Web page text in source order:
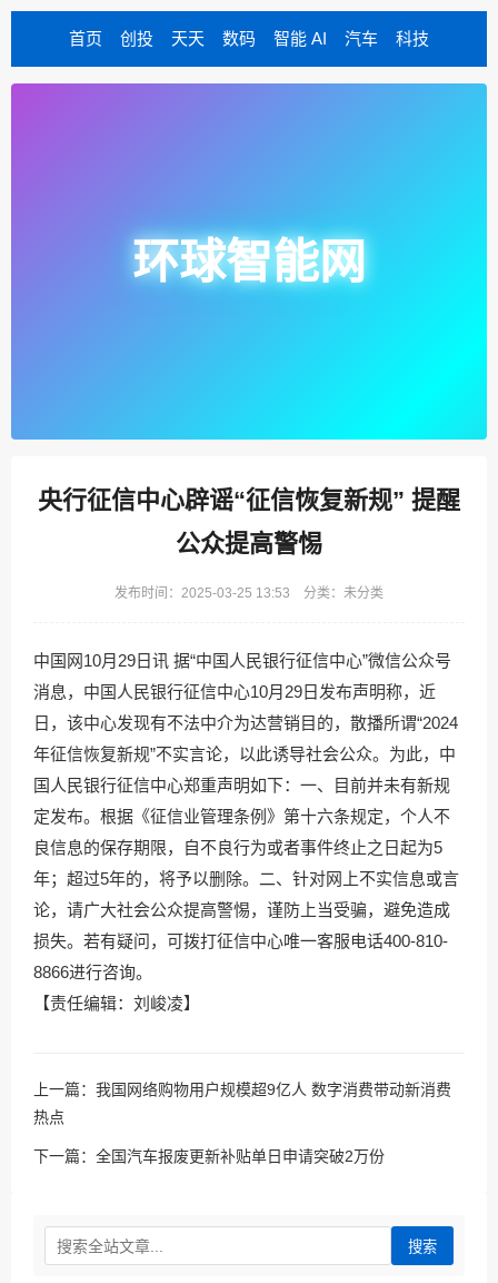
首页 创投 天天 数码 智能 AI 汽车 科技
环球智能网
央行征信中心辟谣“征信恢复新规” 提醒
公众提高警惕
发布时间：2025-03-25 13:53 分类：未分类
中国网10月29日讯 据“中国人民银行征信中心”微信公众号
消息，中国人民银行征信中心10月29日发布声明称，近
日，该中心发现有不法中介为达营销目的，散播所谓“2024
年征信恢复新规”不实言论，以此诱导社会公众。为此，中
国人民银行征信中心郑重声明如下：一、目前并未有新规
定发布。根据《征信业管理条例》第十六条规定，个人不
良信息的保存期限，自不良行为或者事件终止之日起为5
年；超过5年的，将予以删除。二、针对网上不实信息或言
论，请广大社会公众提高警惕，谨防上当受骗，避免造成
损失。若有疑问，可拨打征信中心唯一客服电话400-810-
8866进行咨询。
【责任编辑：刘峻凌】
上一篇： 我国网络购物用户规模超9亿人 数字消费带动新消费
热点
下一篇： 全国汽车报废更新补贴单日申请突破2万份
搜索